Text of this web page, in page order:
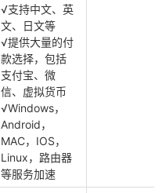
√支持中文、英
文、日文等
√提供大量的付
款选择，包括
支付宝、微
信、虚拟货币
√Windows，
Android，
MAC，IOS，
Linux，路由器
等服务加速